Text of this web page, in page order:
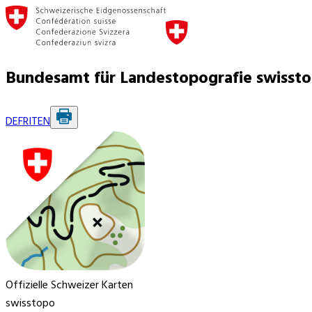
Bundesamt für Landestopografie
DEFRITEN
Offizielle Schweizer Karten
swisstopo